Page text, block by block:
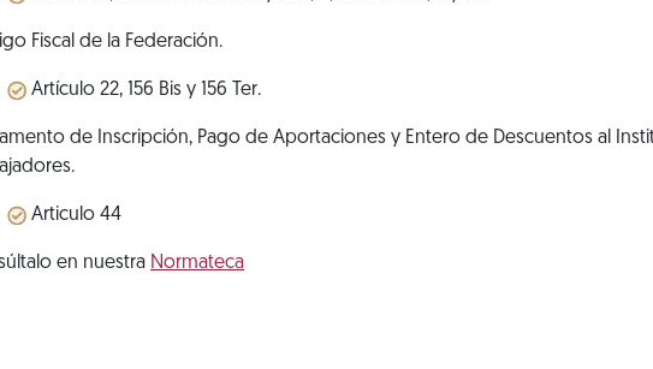
Fiscal de la Federación.
Artículo 22, 156 Bis y 156 Ter.
de Inscripción, Pago de Aportaciones y Entero de Descuentos al
Articulo 44
en nuestra Normateca